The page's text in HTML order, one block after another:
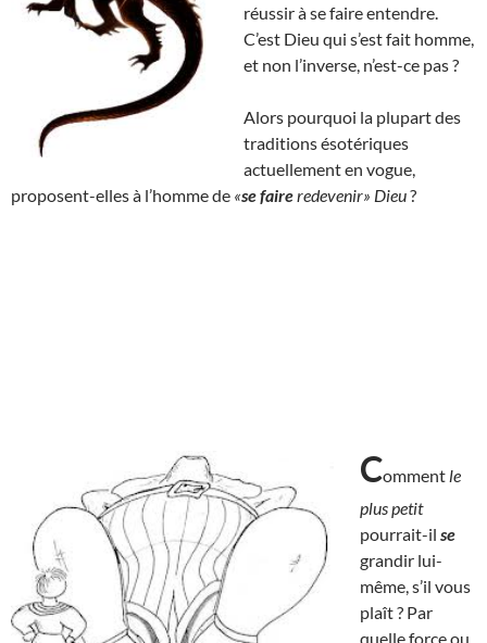
réussir à se faire entendre.
C’est Dieu qui s’est fait homme,
et non l’inverse, n’est-ce pas ?
Alors pourquoi la plupart des
traditions ésotériques
actuellement en vogue,
proposent-elles à l’homme de «se faireredevenir» Dieu?
Comment le
plus petit
pourrait-il se
grandir lui-
même, s’il vous
plaît ? Par
quelle force ou